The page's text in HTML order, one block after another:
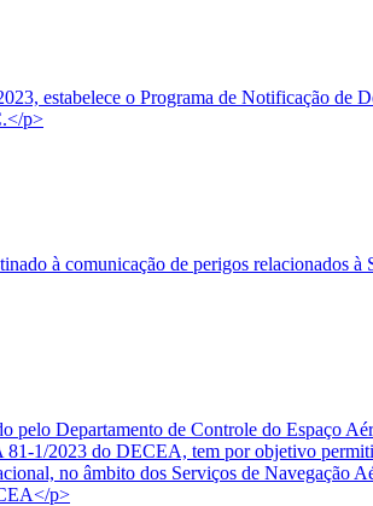
estabelece o Programa de Notificação de
p>
à comunicação de perigos relacionados à
Departamento de Controle do Espaço
1/2023 do DECEA, tem por objetivo
no âmbito dos Serviços de Navegação
p>